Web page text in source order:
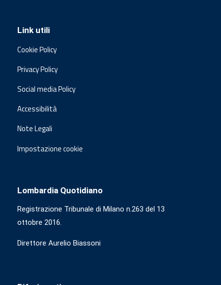
Link utili
Cookie Policy
Privacy Policy
Social media Policy
Accessibilità
Note Legali
Impostazione cookie
Lombardia Quotidiano
Registrazione Tribunale di Milano n.263 del 13
ottobre 2016.
Direttore Aurelio Biassoni